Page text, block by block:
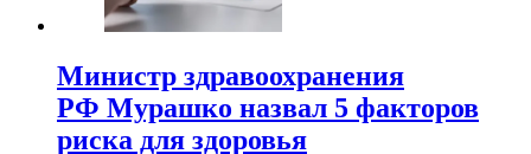
Министр здравоохранения
РФ Мурашко назвал 5 факторов
риска для здоровья